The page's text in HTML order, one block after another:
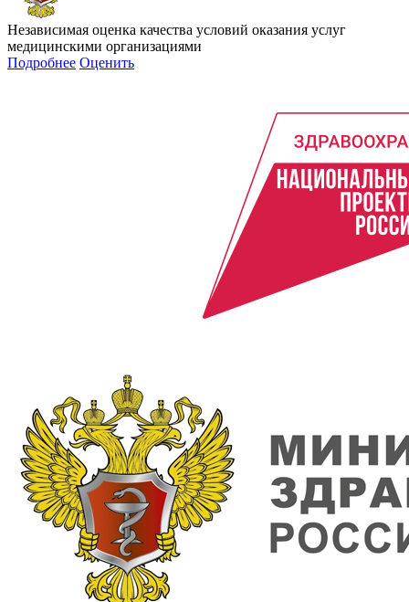
Независимая оценка качества условий оказания услуг
медицинскими организациями
Подробнее Оценить